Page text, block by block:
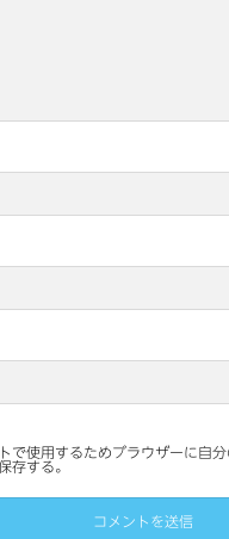
で使用するためブラウザーに自
存する。